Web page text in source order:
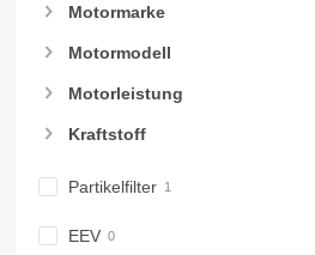
Motormarke
Motormodell
Motorleistung
Kraftstoff
Partikelfilter
EEV